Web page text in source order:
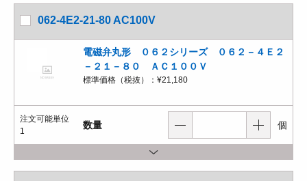
062-4E2-21-80 AC100V
電磁弁丸形 ０６２シリーズ ０６２－４Ｅ２
－２１－８０ ＡＣ１００Ｖ
標準価格（税抜）： ¥21,180
注文可能単位
1
数量 個